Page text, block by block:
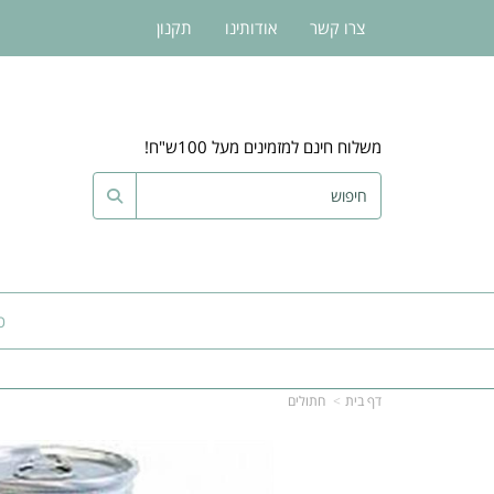
משלוח חינם למזמינים מעל 100ש"ח!
צרו קשר אודותינו תקנון
דף בית חתולים